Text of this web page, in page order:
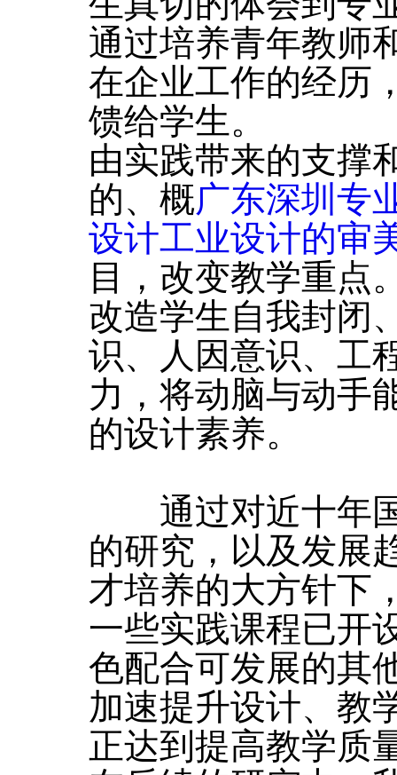
通过培养青年教师
在企业工作的经历
馈给学生。
由实践带来的支撑
的、概广东深圳专
设计工业设计的审
目，改变教学重点
改造学生自我封闭
识、人因意识、工
力，将动脑与动手
的设计素养。
通过对近十年国
的研究，以及发展
才培养的大方针下
一些实践课程已开
色配合可发展的其
加速提升设计、教
正达到提高教学质